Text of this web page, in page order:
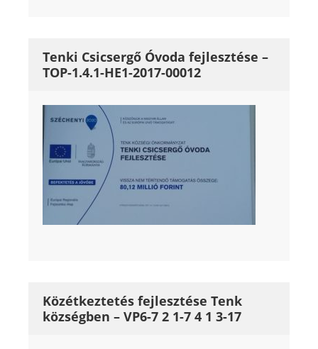
Tenki Csicsergő Óvoda fejlesztése –
TOP-1.4.1-HE1-2017-00012
Közétkeztetés fejlesztése Tenk
községben – VP6-7 2 1-7 4 1 3-17